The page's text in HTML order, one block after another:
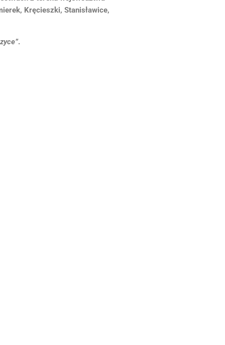
Kręcieszki, Stanisławice,
.